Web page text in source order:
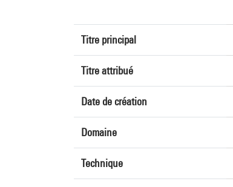
Titre principal
Titre attribué
Date de création
Domaine
Technique